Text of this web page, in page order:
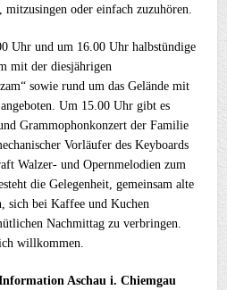
oder einfach zuzuhören.
Uhr und um 16.00 Uhr halbstündige
mit der diesjährigen
sowie rund um das Gelände mit
Um 15.00 Uhr gibt es
Grammophonkonzert der Familie
Vorläufer des Keyboards
Walzer- und Opernmelodien zum
die Gelegenheit, gemeinsam alte
sich bei Kaffee und Kuchen
Nachmittag zu verbringen.
willkommen.
Aschau i. Chiemgau